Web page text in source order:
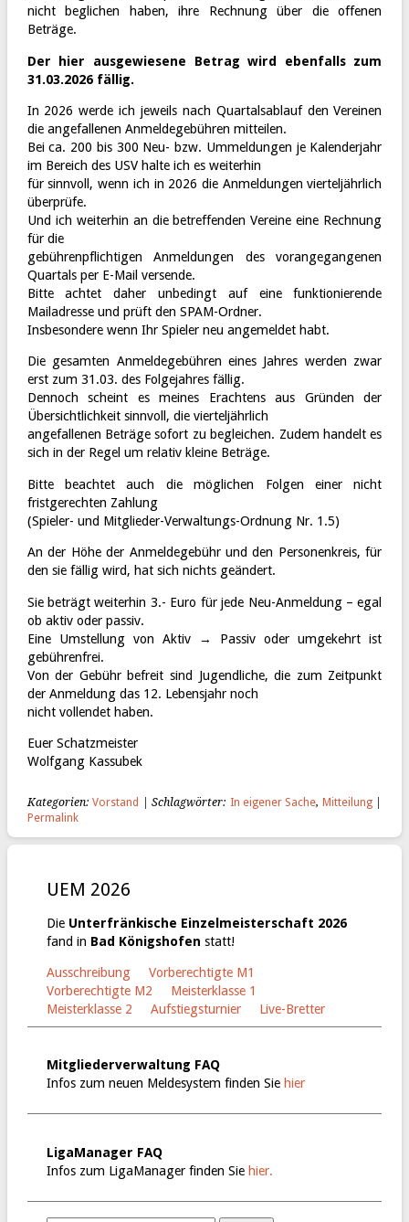
nicht beglichen haben, ihre Rechnung über die offenen
Beträge.
Der hier ausgewiesene Betrag wird ebenfalls zum
31.03.2026 fällig.
In 2026 werde ich jeweils nach Quartalsablauf den Vereinen
die angefallenen Anmeldegebühren mitteilen.
Bei ca. 200 bis 300 Neu- bzw. Ummeldungen je Kalenderjahr
im Bereich des USV halte ich es weiterhin
für sinnvoll, wenn ich in 2026 die Anmeldungen vierteljährlich
überprüfe.
Und ich weiterhin an die betreffenden Vereine eine Rechnung
für die
gebührenpflichtigen Anmeldungen des vorangegangenen
Quartals per E-Mail versende.
Bitte achtet daher unbedingt auf eine funktionierende
Mailadresse und prüft den SPAM-Ordner.
Insbesondere wenn Ihr Spieler neu angemeldet habt.
Die gesamten Anmeldegebühren eines Jahres werden zwar
erst zum 31.03. des Folgejahres fällig.
Dennoch scheint es meines Erachtens aus Gründen der
Übersichtlichkeit sinnvoll, die vierteljährlich
angefallenen Beträge sofort zu begleichen. Zudem handelt es
sich in der Regel um relativ kleine Beträge.
Bitte beachtet auch die möglichen Folgen einer nicht
fristgerechten Zahlung
(Spieler- und Mitglieder-Verwaltungs-Ordnung Nr. 1.5)
An der Höhe der Anmeldegebühr und den Personenkreis, für
den sie fällig wird, hat sich nichts geändert.
Sie beträgt weiterhin 3.- Euro für jede Neu-Anmeldung – egal
ob aktiv oder passiv.
Eine Umstellung von Aktiv → Passiv oder umgekehrt ist
gebührenfrei.
Von der Gebühr befreit sind Jugendliche, die zum Zeitpunkt
der Anmeldung das 12. Lebensjahr noch
nicht vollendet haben.
Euer Schatzmeister
Wolfgang Kassubek
Kategorien:Vorstand | Schlagwörter: In eigener Sache, Mitteilung|
Permalink
UEM 2026
Die Unterfränkische Einzelmeisterschaft 2026
fand in Bad Königshofen statt!
Ausschreibung
Vorberechtigte M1
Vorberechtigte M2
Meisterklasse 1
Meisterklasse 2
Aufstiegsturnier Live-Bretter
Mitgliederverwaltung FAQ
Infos zum neuen Meldesystem finden Sie hier
LigaManager FAQ
Infos zum LigaManager finden Sie hier.